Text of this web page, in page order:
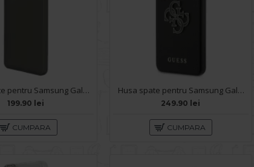
Husa spate pentru Samsung Galaxy S26 Keephone Airskin - Black
199.90 lei
CUMPARA
Husa spate pentru Samsung Galaxy S26 Guess Metal Logo - Black
249.90 lei
CUMPARA